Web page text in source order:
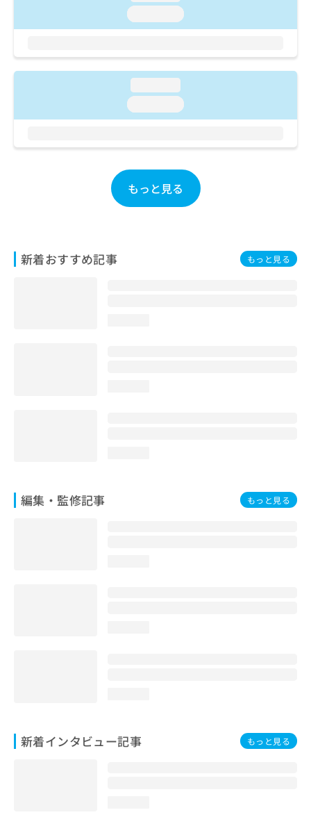
もっと見る
新着おすすめ記事 もっと見る
編集・監修記事 もっと見る
新着インタビュー記事 もっと見る